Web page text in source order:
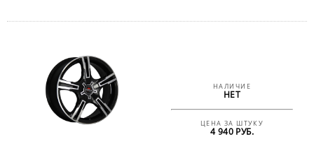
НАЛИЧИЕ
НЕТ
ЦЕНА ЗА ШТУКУ
4 940 РУБ.